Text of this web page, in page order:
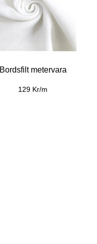
Bordsfilt metervara
129 Kr/m